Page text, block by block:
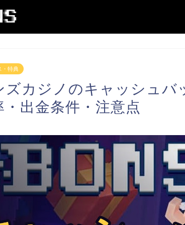
・特典
ズカジノのキャッシュバ
・出金条件・注意点